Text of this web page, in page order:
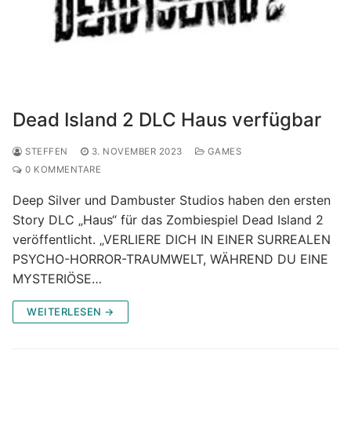
Dead Island 2 DLC Haus verfügbar
STEFFEN 3. NOVEMBER 2023
GAMES
0 KOMMENTARE
Deep Silver und Dambuster Studios haben den ersten
Story DLC „Haus“ für das Zombiespiel Dead Island 2
veröffentlicht. „VERLIERE DICH IN EINER SURREALEN
PSYCHO-HORROR-TRAUMWELT, WÄHREND DU EINE
MYSTERIÖSE…
WEITERLESEN →